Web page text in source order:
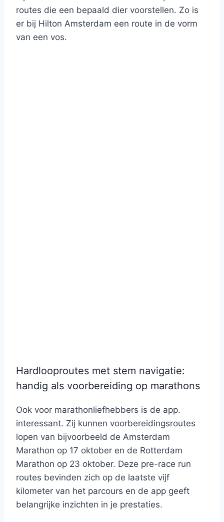
routes die een bepaald dier voorstellen. Zo is
er bij Hilton Amsterdam een route in de vorm
van een vos.
Hardlooproutes met stem navigatie:
handig als voorbereiding op marathons
Ook voor marathonliefhebbers is de app.
interessant. Zij kunnen voorbereidingsroutes
lopen van bijvoorbeeld de Amsterdam
Marathon op 17 oktober en de Rotterdam
Marathon op 23 oktober. Deze pre-race run
routes bevinden zich op de laatste vijf
kilometer van het parcours en de app geeft
belangrijke inzichten in je prestaties.